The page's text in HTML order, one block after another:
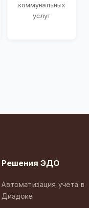
коммунальных
услуг
Решения ЭДО
Автоматизация учета в
Диадоке